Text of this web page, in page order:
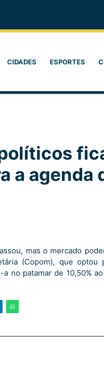
CIDADES ESPORTES
a agenda
mas o mercado
(Copom), que optou
no patamar de 10,50%